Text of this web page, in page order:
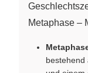
Metaphase –
bestehend